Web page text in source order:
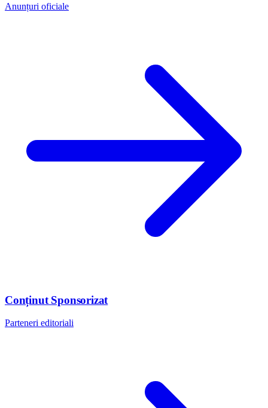
Anunțuri oficiale
Conținut Sponsorizat
Parteneri editoriali